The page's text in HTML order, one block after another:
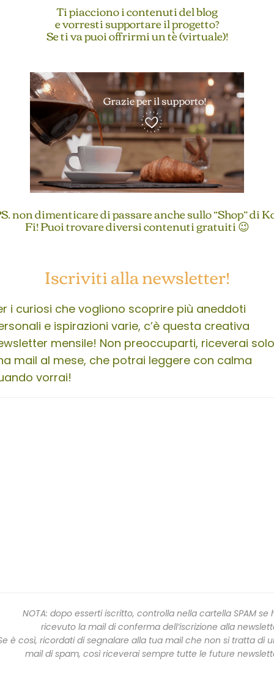
Ti piacciono i contenuti del blog
e vorresti supportare il progetto?
Se ti va puoi offrirmi un tè (virtuale)!
non dimenticare di passare anche sullo “Shop” di
Fi! Puoi trovare diversi contenuti gratuiti 😉
Iscriviti alla newsletter!
i curiosi che vogliono scoprire più aneddoti
e ispirazioni varie, c’è questa creativa
mensile! Non preoccuparti, riceverai solo
mail al mese, che potrai leggere con calma
vorrai!
NOTA: dopo esserti iscritto, controlla nella cartella SPAM se
ricevuto la mail di conferma dell’iscrizione alla
è così, ricordati di segnalare alla tua mail che non si tratta di
mail di spam, così riceverai sempre tutte le future